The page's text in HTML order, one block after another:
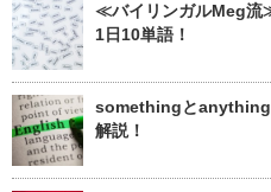
≪バイリンガルMeg流
1日10単語！
somethingとanything
解説！